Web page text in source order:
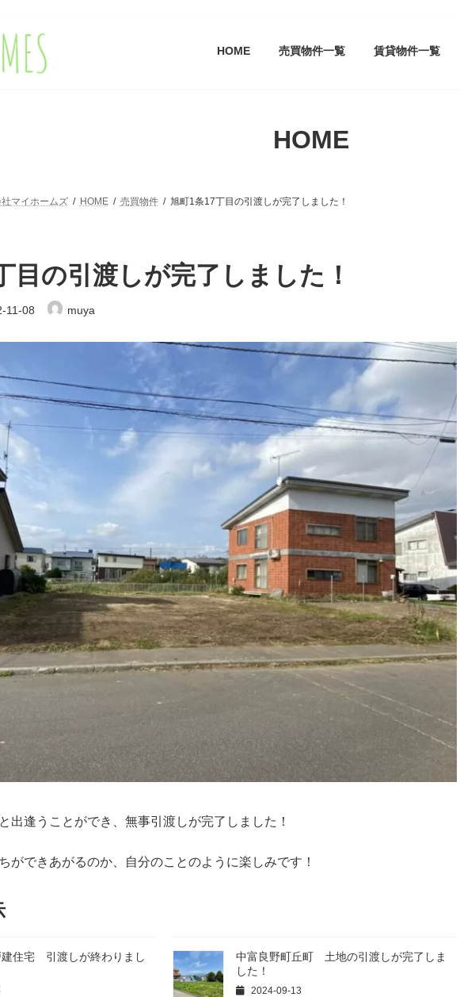
HOME 売買物件一覧 賃貸物件一覧
HOME
マイホームズ HOME 売買物件 旭町1条17丁目の引渡しが完了しました！
目の引渡しが完了しました！
11-08 muya
出逢うことができ、無事引渡しが完了しました！
ができあがるのか、自分のことのように楽しみです！
建住宅 引渡しが終わりまし
中富良野町丘町 土地の引渡しが完了しま
した！
2024-09-13